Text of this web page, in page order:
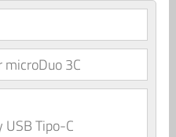
microDuo 3C
USB Tipo-C